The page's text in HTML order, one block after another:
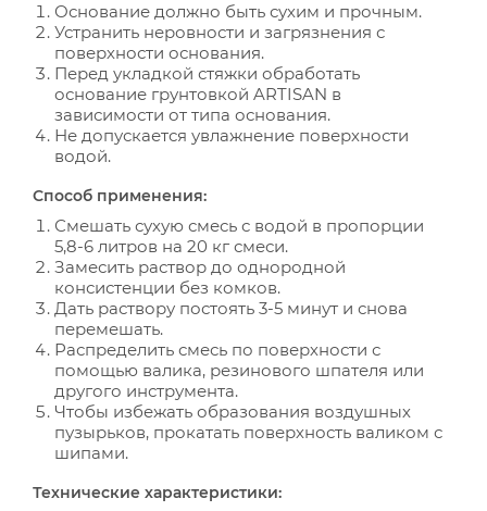
Основание должно быть сухим и прочным.
Устранить неровности и загрязнения с
поверхности основания.
Перед укладкой стяжки обработать
основание грунтовкой ARTISAN в
зависимости от типа основания.
Не допускается увлажнение поверхности
водой.
Способ применения:
Смешать сухую смесь с водой в пропорции
5,8-6 литров на 20 кг смеси.
Замесить раствор до однородной
консистенции без комков.
Дать раствору постоять 3-5 минут и снова
перемешать.
Распределить смесь по поверхности с
помощью валика, резинового шпателя или
другого инструмента.
Чтобы избежать образования воздушных
пузырьков, прокатать поверхность валиком с
шипами.
Технические характеристики: